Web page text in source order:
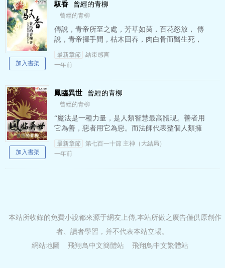
馭香 曾經的青柳
曾經的青柳
傳說，青帝所至之處，芳草如茵，百花怒放， 傳
說，青帝揮手間，枯木回春，肉白骨而醫生死，
他的名字叫句芒…… 一次偶然的車禍，一塊古怪
的花盆殘片，…
最新章節
結束感言
一年前
加入書架
鳳臨異世 曾經的青柳
曾經的青柳
“魔法是一種力量，是人類智慧最高體現。善者用
它為善，惡者用它為惡。而法師代表整個人類擁
有它，并以生命捍衛它的傳承和威嚴！” “魔法是
發現，是探索，是…
最新章節
第七百一十節 主神（大結局）
一年前
加入書架
本站所收錄的免費小說都來源于網友上傳,本站所做之廣告僅供原創作
者、讀者學習，并不代表本站立場。
網站地圖
飛翔鳥中文簡體站 飛翔鳥中文繁體站